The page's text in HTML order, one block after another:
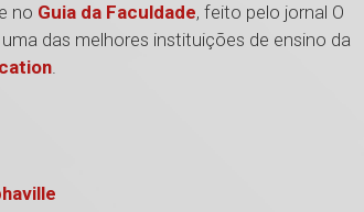
no Guia da Faculdade, feito pelo jornal O
das melhores instituições de ensino da
.